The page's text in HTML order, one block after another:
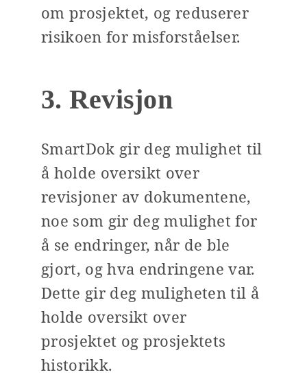
om prosjektet, og reduserer
risikoen for misforståelser.
3. Revisjon
SmartDok gir deg mulighet til
å holde oversikt over
revisjoner av dokumentene,
noe som gir deg mulighet for
å se endringer, når de ble
gjort, og hva endringene var.
Dette gir deg muligheten til å
holde oversikt over
prosjektet og prosjektets
historikk.